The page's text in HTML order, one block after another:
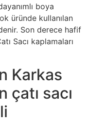
boya
üründe kullanılan
Son derece hafif
Sacı kaplamaları
Karkas
çatı sacı